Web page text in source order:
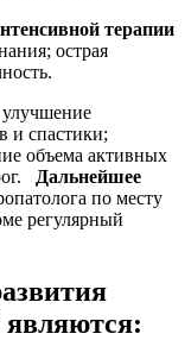
терапии
острая
улучшение
и спастики;
объема активных
Дальнейшее
по месту
регулярный
являются: